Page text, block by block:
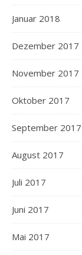
Januar 2018
Dezember 2017
November 2017
Oktober 2017
September 2017
August 2017
Juli 2017
Juni 2017
Mai 2017